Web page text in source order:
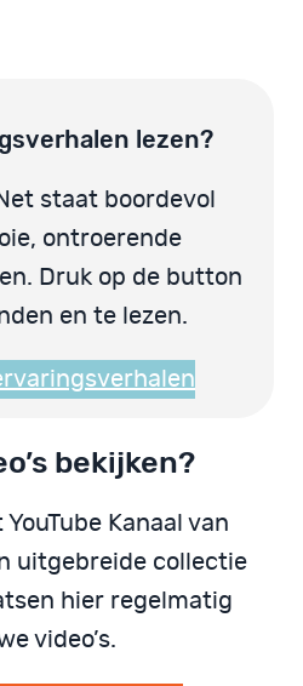
lezen?
staat boordevol
ontroerende
Druk op de button
en te lezen.
bekijken?
Kanaal van
uitgebreide collectie
hier regelmatig
video’s.